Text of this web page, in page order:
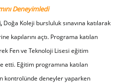
Deneyimledi
Doğa Koleji bursluluk sınavına katılarak
kapılarını açtı. Programa katılan
Fen ve Teknoloji Lisesi eğitim
etti. Eğitim programına katılan
kontrolünde deneyler yaparken